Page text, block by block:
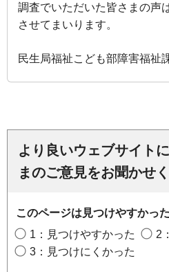
調査でいただいた皆さまの声
させてまいります。
民生局福祉こども部障害福祉
より良いウェブサイト
まのご意見をお聞かせ
このページは見つけやすかっ
1：見つけやすかった
2
3：見つけにくかった